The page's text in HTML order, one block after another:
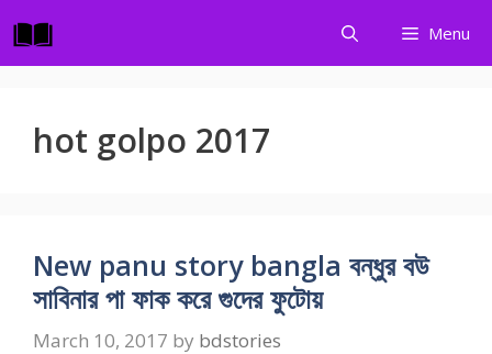
to
content
Menu
hot golpo 2017
New panu story bangla বন্ধুর বউ
সাবিনার পা ফাক করে গুদের ফুটোয়
March 10, 2017 by bdstories